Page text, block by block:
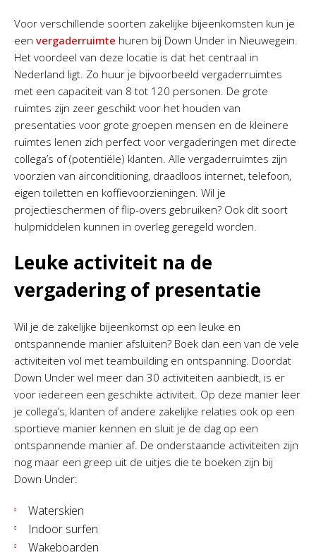
Voor verschillende soorten zakelijke bijeenkomsten kun je
een vergaderruimte huren bij Down Under in Nieuwegein.
Het voordeel van deze locatie is dat het centraal in
Nederland ligt. Zo huur je bijvoorbeeld vergaderruimtes
met een capaciteit van 8 tot 120 personen. De grote
ruimtes zijn zeer geschikt voor het houden van
presentaties voor grote groepen mensen en de kleinere
ruimtes lenen zich perfect voor vergaderingen met directe
collega’s of (potentiële) klanten. Alle vergaderruimtes zijn
voorzien van airconditioning, draadloos internet, telefoon,
eigen toiletten en koffievoorzieningen. Wil je
projectieschermen of flip-overs gebruiken? Ook dit soort
hulpmiddelen kunnen in overleg geregeld worden.
Leuke activiteit na de
vergadering of presentatie
Wil je de zakelijke bijeenkomst op een leuke en
ontspannende manier afsluiten? Boek dan een van de vele
activiteiten vol met teambuilding en ontspanning. Doordat
Down Under wel meer dan 30 activiteiten aanbiedt, is er
voor iedereen een geschikte activiteit. Op deze manier leer
je collega’s, klanten of andere zakelijke relaties ook op een
sportieve manier kennen en sluit je de dag op een
ontspannende manier af. De onderstaande activiteiten zijn
nog maar een greep uit de uitjes die te boeken zijn bij
Down Under:
Waterskien
Indoor surfen
Wakeboarden